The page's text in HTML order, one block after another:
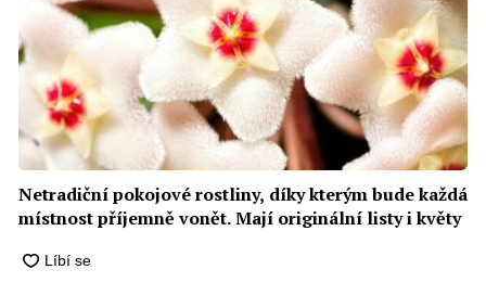
Netradiční pokojové rostliny, díky kterým bude každá
místnost příjemně vonět. Mají originální listy i květy